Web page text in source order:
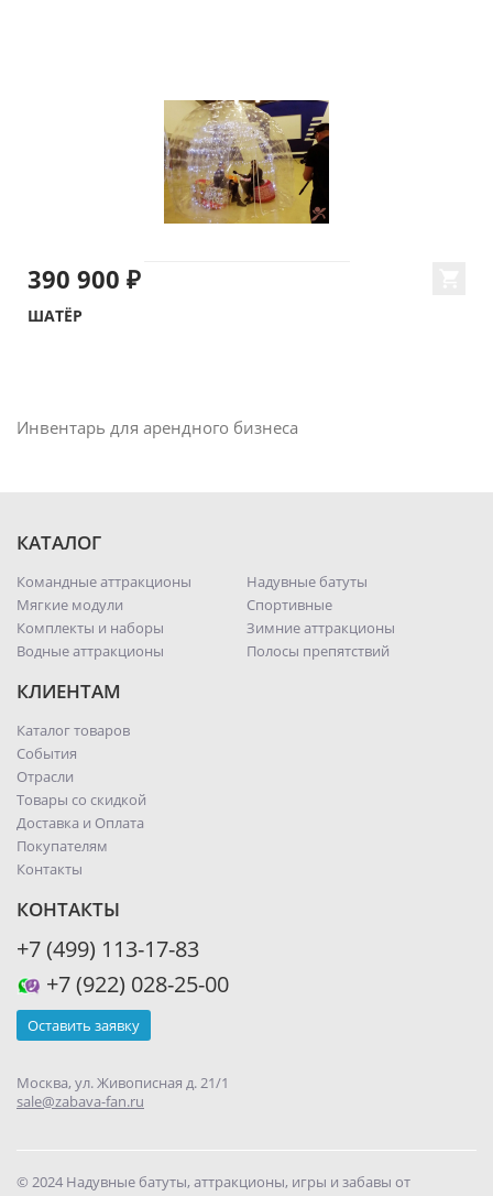
390 900 ₽
ШАТЁР
Инвентарь для арендного бизнеса
КАТАЛОГ
Командные аттракционы
Надувные батуты
Мягкие модули
Спортивные
Комплекты и наборы
Зимние аттракционы
Водные аттракционы
Полосы препятствий
КЛИЕНТАМ
Каталог товаров
События
Отрасли
Товары со скидкой
Доставка и Оплата
Покупателям
Контакты
КОНТАКТЫ
+7 (499) 113-17-83
+7 (922) 028-25-00
Оставить заявку
Москва, ул. Живописная д. 21/1
sale@zabava-fan.ru
© 2024 Надувные батуты, аттракционы, игры и забавы от